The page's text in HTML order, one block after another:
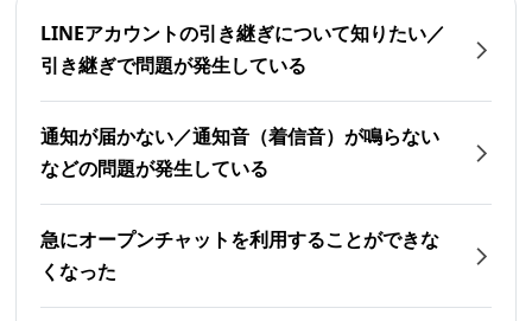
LINEアカウントの引き継ぎについて知りたい／
引き継ぎで問題が発生している
通知が届かない／通知音（着信音）が鳴らない
などの問題が発生している
急にオープンチャットを利用することができな
くなった